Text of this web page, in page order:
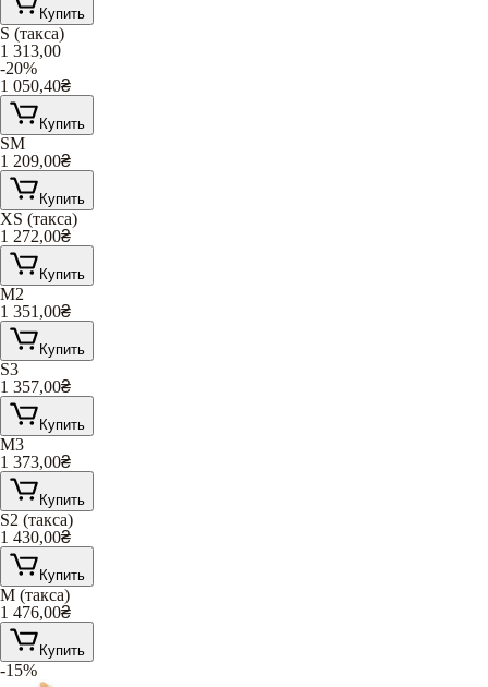
Купить
S (такса)
1 313,00
-20%
1 050,40₴
Купить
SM
1 209,00₴
Купить
XS (такса)
1 272,00₴
Купить
M2
1 351,00₴
Купить
S3
1 357,00₴
Купить
M3
1 373,00₴
Купить
S2 (такса)
1 430,00₴
Купить
M (такса)
1 476,00₴
Купить
-15%